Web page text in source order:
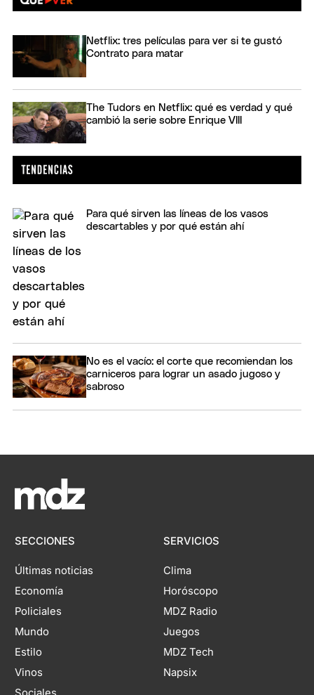
Netflix: tres películas para ver si te gustó
Contrato para matar
The Tudors en Netflix: qué es verdad y qué
cambió la serie sobre Enrique VIII
Para qué sirven las líneas de los vasos
descartables y por qué están ahí
No es el vacío: el corte que recomiendan los
carniceros para lograr un asado jugoso y
sabroso
SECCIONES
Últimas noticias
Economía
Policiales
Mundo
Estilo
Vinos
SERVICIOS
Clima
Horóscopo
MDZ Radio
Juegos
MDZ Tech
Napsix